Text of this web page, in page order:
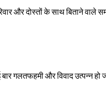
और दोस्तों के साथ बिताने
गलतफहमी और विवाद उत्पन्न हो